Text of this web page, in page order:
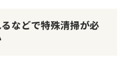
などで特殊清掃が必